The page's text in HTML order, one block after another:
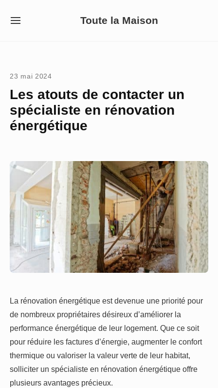
Toute la Maison
SITE
23 mai 2024
Les atouts de contacter un
spécialiste en rénovation
énergétique
La rénovation énergétique est devenue une priorité pour
de nombreux propriétaires désireux d’améliorer la
performance énergétique de leur logement. Que ce soit
pour réduire les factures d’énergie, augmenter le confort
thermique ou valoriser la valeur verte de leur habitat,
solliciter un spécialiste en rénovation énergétique offre
plusieurs avantages précieux.